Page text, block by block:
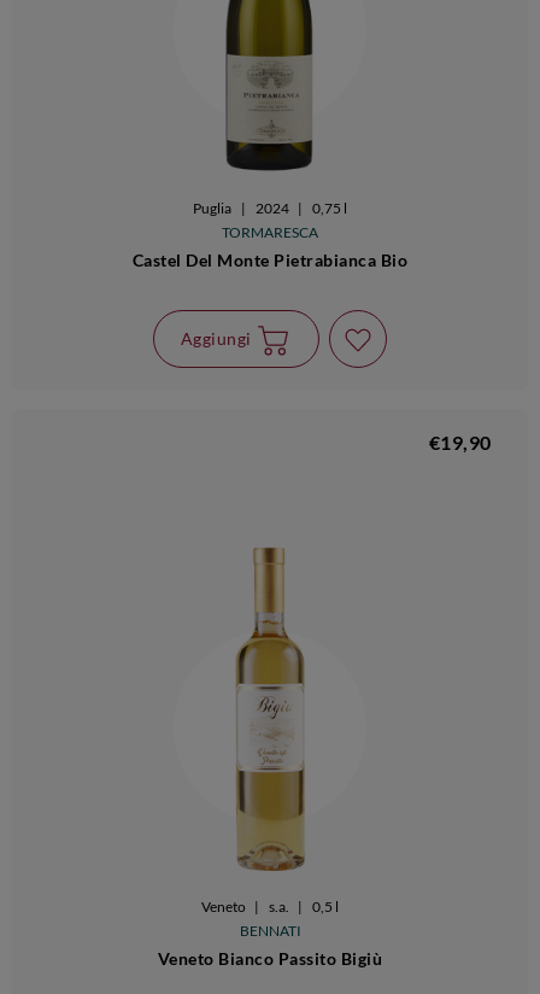
Puglia | 2024 | 0,75 l
TORMARESCA
Castel Del Monte Pietrabianca Bio
Aggiungi
€19,90
Veneto | s.a. |
0,5 l
BENNATI
Veneto Bianco Passito Bigiù